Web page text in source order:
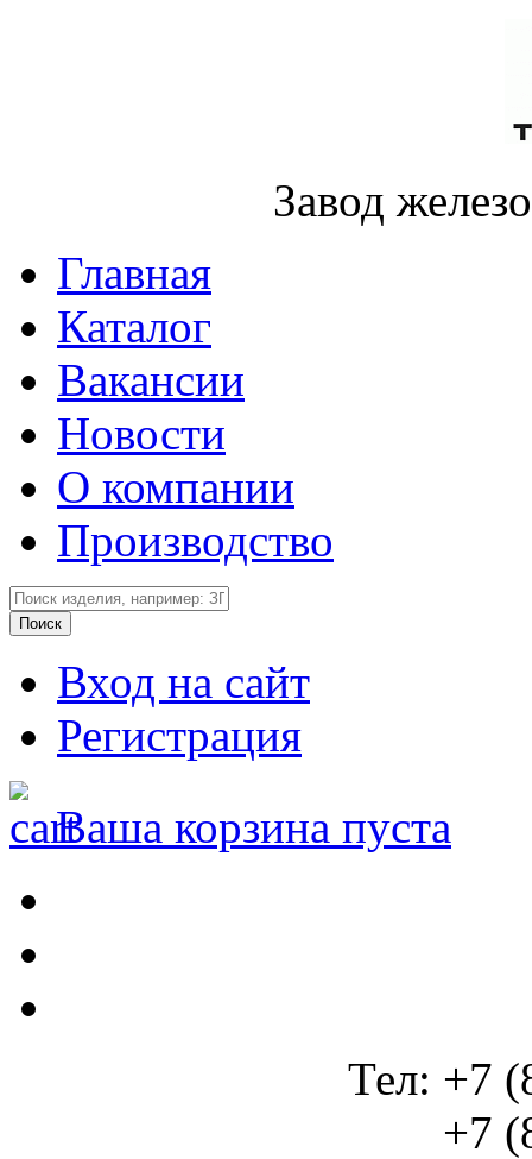
Завод
Главная
Каталог
Вакансии
Новости
О компании
Производство
Вход на сайт
Регистрация
Ваша корзина пуста
Тел: +7
+7